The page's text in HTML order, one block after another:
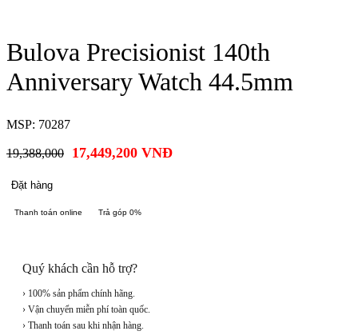
Bulova Precisionist 140th
Anniversary Watch 44.5mm
MSP: 70287
19,388,000 17,449,200 VNĐ
Đặt hàng
Thanh toán online Trả góp 0%
Quý khách cần hỗ trợ?
› 100% sản phẩm chính hãng.
› Vận chuyển miễn phí toàn quốc.
› Thanh toán sau khi nhận hàng.